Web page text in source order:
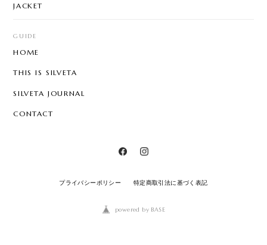
JACKET
GUIDE
HOME
THIS IS SILVETA
SILVETA JOURNAL
CONTACT
プライバシーポリシー 特定商取引法に基づく表記
powered by BASE